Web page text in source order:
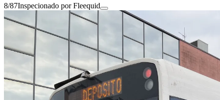
8/87Inspecionado por Fleequid